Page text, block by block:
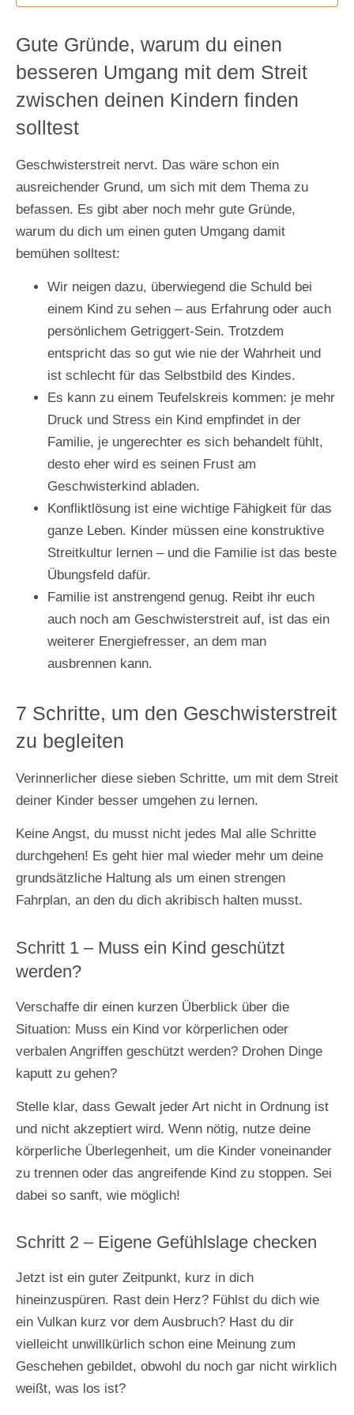
Gute Gründe, warum du einen
besseren Umgang mit dem Streit
zwischen deinen Kindern finden
solltest
Geschwisterstreit nervt. Das wäre schon ein
ausreichender Grund, um sich mit dem Thema zu
befassen. Es gibt aber noch mehr gute Gründe,
warum du dich um einen guten Umgang damit
bemühen solltest:
Wir neigen dazu, überwiegend die Schuld bei
einem Kind zu sehen – aus Erfahrung oder auch
persönlichem Getriggert-Sein. Trotzdem
entspricht das so gut wie nie der Wahrheit und
ist schlecht für das Selbstbild des Kindes.
Es kann zu einem Teufelskreis kommen: je mehr
Druck und Stress ein Kind empfindet in der
Familie, je ungerechter es sich behandelt fühlt,
desto eher wird es seinen Frust am
Geschwisterkind abladen.
Konfliktlösung ist eine wichtige Fähigkeit für das
ganze Leben. Kinder müssen eine konstruktive
Streitkultur lernen – und die Familie ist das beste
Übungsfeld dafür.
Familie ist anstrengend genug. Reibt ihr euch
auch noch am Geschwisterstreit auf, ist das ein
weiterer Energiefresser, an dem man
ausbrennen kann.
7 Schritte, um den Geschwisterstreit
zu begleiten
Verinnerlicher diese sieben Schritte, um mit dem Streit
deiner Kinder besser umgehen zu lernen.
Keine Angst, du musst nicht jedes Mal alle Schritte
durchgehen! Es geht hier mal wieder mehr um deine
grundsätzliche Haltung als um einen strengen
Fahrplan, an den du dich akribisch halten musst.
Schritt 1 – Muss ein Kind geschützt
werden?
Verschaffe dir einen kurzen Überblick über die
Situation: Muss ein Kind vor körperlichen oder
verbalen Angriffen geschützt werden? Drohen Dinge
kaputt zu gehen?
Stelle klar, dass Gewalt jeder Art nicht in Ordnung ist
und nicht akzeptiert wird. Wenn nötig, nutze deine
körperliche Überlegenheit, um die Kinder voneinander
zu trennen oder das angreifende Kind zu stoppen. Sei
dabei so sanft, wie möglich!
Schritt 2 – Eigene Gefühlslage checken
Jetzt ist ein guter Zeitpunkt, kurz in dich
hineinzuspüren. Rast dein Herz? Fühlst du dich wie
ein Vulkan kurz vor dem Ausbruch? Hast du dir
vielleicht unwillkürlich schon eine Meinung zum
Geschehen gebildet, obwohl du noch gar nicht wirklich
weißt, was los ist?